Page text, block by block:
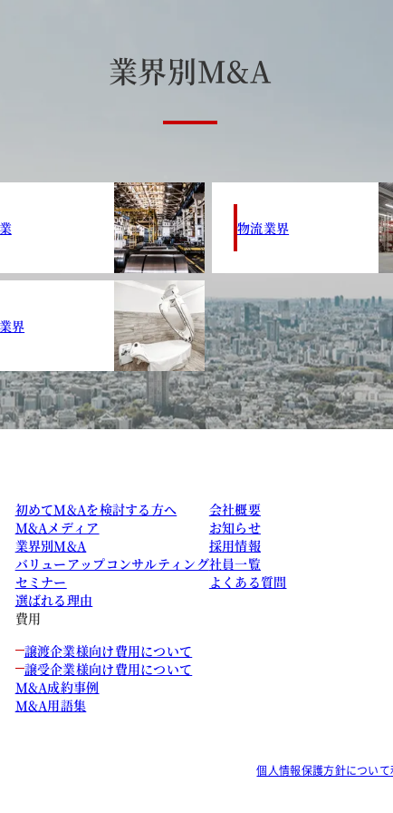
業界別M&A
物流業界
界
初めてM&Aを検討する方へ
M&Aメディア
業界別M&A
バリューアップコンサルティング
セミナー
選ばれる理由
費用
譲渡企業様向け費用について
譲受企業様向け費用について
M&A成約事例
M&A用語集
会社概要
お知らせ
採用情報
社員一覧
よくある質問
個人情報保護方針について